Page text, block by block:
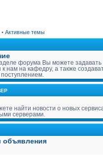
• Активные темы
форума Вы можете
к нам на кафедру, а также
найти новости о новых
серверами.
объявления